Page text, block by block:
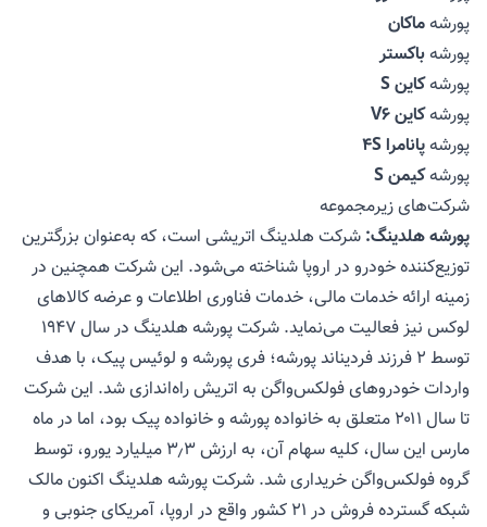
پورشهماکان
پورشهباکستر
پورشهکاین S
پورشهکاین V6
پورشهپانامرا 4S
پورشهکیمن S
شرکت‌های زیرمجموعه
پورشه هلدینگ: شرکت هلدینگ اتریشی است، که به‌عنوان بزرگترین
توزیع‌کننده خودرو در اروپا شناخته می‌شود. این شرکت همچنین در
زمینه ارائه خدمات مالی، خدمات فناوری اطلاعات و عرضه کالاهای
لوکس نیز فعالیت می‌نماید. شرکت پورشه هلدینگ در سال ۱۹۴۷
توسط ۲ فرزند فردیناند پورشه؛ فری پورشه و لوئیس پیک، با هدف
واردات خودروهای فولکس‌واگن به اتریش راه‌اندازی شد. این شرکت
تا سال ۲۰۱۱ متعلق به خانواده پورشه و خانواده پیک بود، اما در ماه
مارس این سال، کلیه سهام آن، به ارزش ۳٫۳ میلیارد یورو، توسط
گروه فولکس‌واگن خریداری شد. شرکت پورشه هلدینگ اکنون مالک
شبکه گسترده فروش در ۲۱ کشور واقع در اروپا، آمریکای جنوبی و